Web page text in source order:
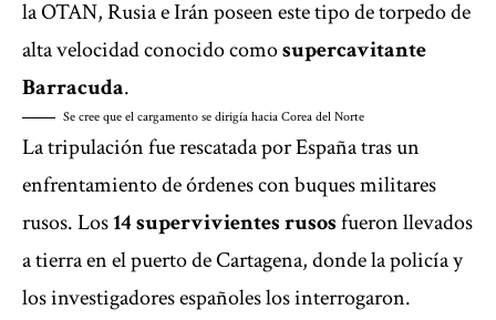
la OTAN, Rusia e Irán poseen este tipo de torpedo de
alta velocidad conocido comosupercavitante
Barracuda.
Se cree que el cargamento se dirigía hacia Corea del Norte
La tripulación fue rescatada por España tras un
enfrentamiento de órdenes con buques militares
rusos. Los14 supervivientes rusosfueron llevados
a tierra en el puerto de Cartagena, donde la policía y
los investigadores españoles los interrogaron.